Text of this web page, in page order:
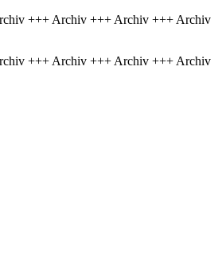
+++ Archiv +++ Archiv +++ Archiv
+++ Archiv +++ Archiv +++ Archiv